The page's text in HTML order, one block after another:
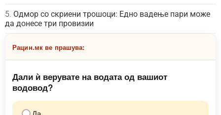
Одмор со скриени трошоци: Едно вадење пари може
да донесе три провизии
Рацин.мк ве прашува:
Дали ѝ верувате на водата од вашиот
водовод?